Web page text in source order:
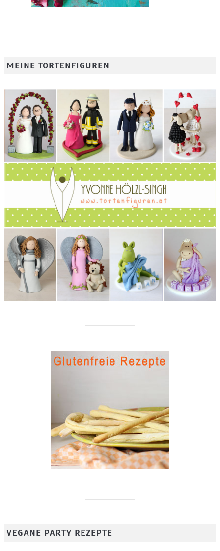
MEINE TORTENFIGUREN
VEGANE PARTY REZEPTE